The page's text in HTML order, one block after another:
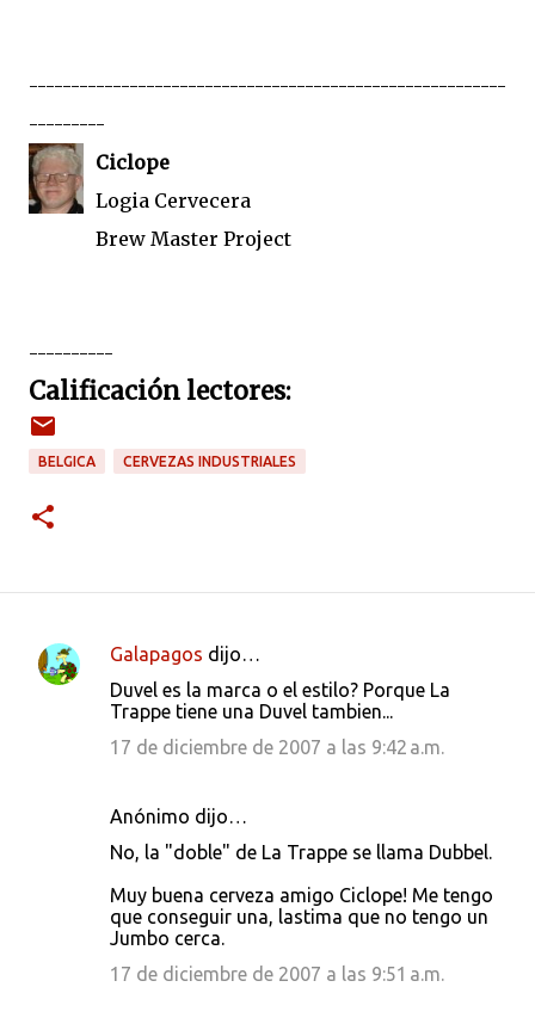
---------------------------------------------------------
---------
Ciclope
Logia Cervecera
Brew Master Project
----------
Calificación lectores:
BELGICA CERVEZAS INDUSTRIALES
C
Galapagos dijo…
Duvel es la marca o el estilo? Porque La
Trappe tiene una Duvel tambien...
17 de diciembre de 2007 a las 9:42 a.m.
Anónimo dijo…
No, la "doble" de La Trappe se llama Dubbel.
Muy buena cerveza amigo Ciclope! Me tengo
que conseguir una, lastima que no tengo un
Jumbo cerca.
17 de diciembre de 2007 a las 9:51 a.m.